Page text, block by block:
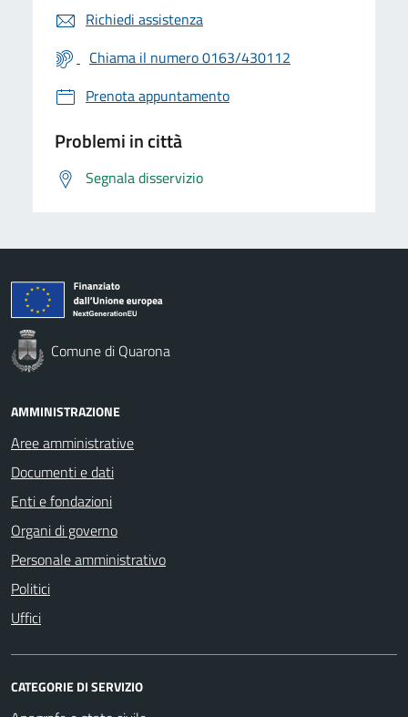
Richiedi assistenza
Chiama il numero 0163/430112
Prenota appuntamento
Problemi in città
Segnala disservizio
Comune di Quarona
AMMINISTRAZIONE
Aree amministrative
Documenti e dati
Enti e fondazioni
Organi di governo
Personale amministrativo
Politici
Uffici
CATEGORIE DI SERVIZIO